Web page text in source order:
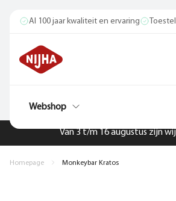
Van 3 t/m 16 augustus zijn
Al 100 jaar kwaliteit en ervaring
Webshop
Homepage Monkeybar Kratos